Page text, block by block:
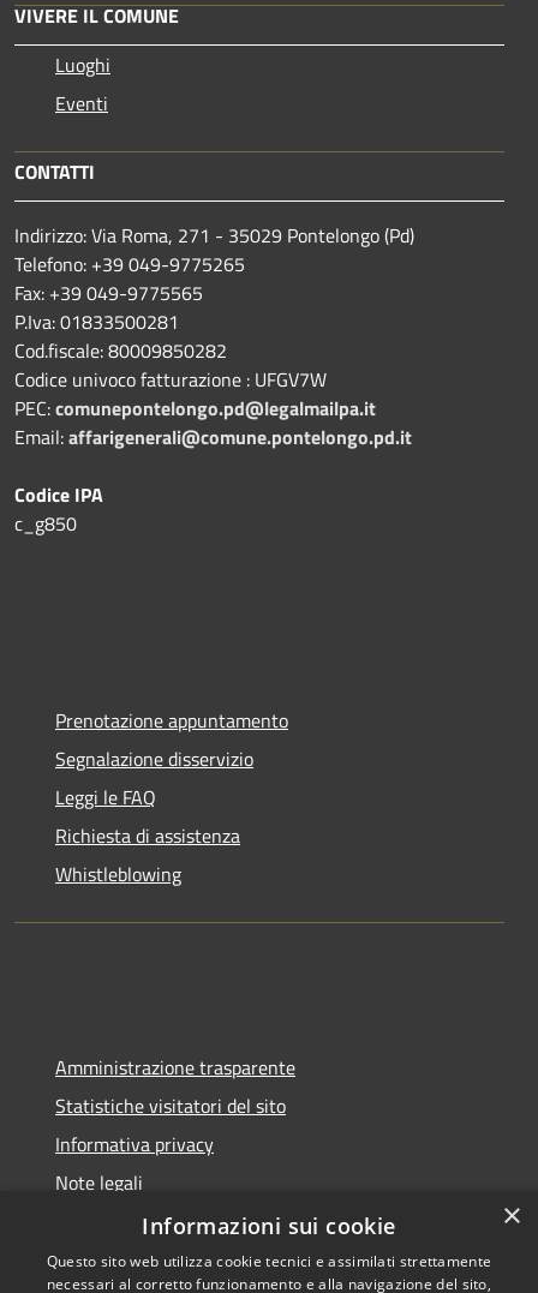
VIVERE IL COMUNE
Luoghi
Eventi
CONTATTI
Indirizzo: Via Roma, 271 - 35029 Pontelongo (Pd)
Telefono: +39 049-9775265
Fax: +39 049-9775565
P.Iva: 01833500281
Cod.fiscale: 80009850282
Codice univoco fatturazione : UFGV7W
PEC:comunepontelongo.pd@legalmailpa.it
Email:affarigenerali@comune.pontelongo.pd.it
Codice IPA
c_g850
Prenotazione appuntamento
Segnalazione disservizio
Leggi le FAQ
Richiesta di assistenza
Whistleblowing
Amministrazione trasparente
Statistiche visitatori del sito
Informativa privacy
Note legali
Dichiarazione di accessibilità
×
Informazioni sui cookie
Questo sito web utilizza cookie tecnici e assimilati strettamente
necessari al corretto funzionamento e alla navigazione del sito,